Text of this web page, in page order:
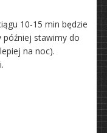
10-15 min będzie
stawimy do
na noc).